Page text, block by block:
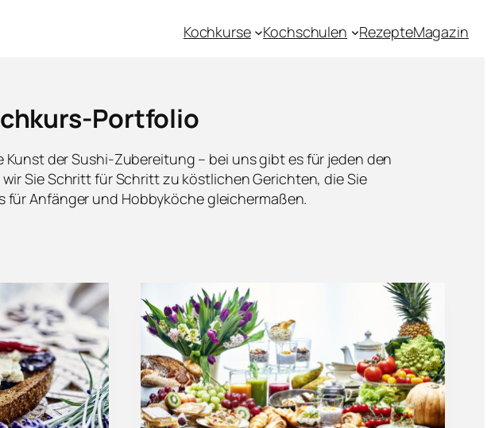
Kochkurse Kochschulen RezepteMagazin
Portfolio
der Sushi-Zubereitung – bei uns gibt es für jeden den
Sie Schritt für Schritt zu köstlichen Gerichten, die Sie
für Anfänger und Hobbyköche gleichermaßen.